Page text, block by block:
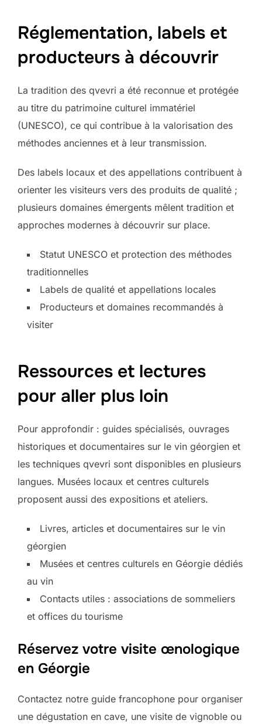
Réglementation, labels et
producteurs à découvrir
La tradition des qvevri a été reconnue et protégée
au titre du patrimoine culturel immatériel
(UNESCO), ce qui contribue à la valorisation des
méthodes anciennes et à leur transmission.
Des labels locaux et des appellations contribuent à
orienter les visiteurs vers des produits de qualité ;
plusieurs domaines émergents mêlent tradition et
approches modernes à découvrir sur place.
Statut UNESCO et protection des méthodes
traditionnelles
Labels de qualité et appellations locales
Producteurs et domaines recommandés à
visiter
Ressources et lectures
pour aller plus loin
Pour approfondir : guides spécialisés, ouvrages
historiques et documentaires sur le vin géorgien et
les techniques qvevri sont disponibles en plusieurs
langues. Musées locaux et centres culturels
proposent aussi des expositions et ateliers.
Livres, articles et documentaires sur le vin
géorgien
Musées et centres culturels en Géorgie dédiés
au vin
Contacts utiles : associations de sommeliers
et offices du tourisme
Réservez votre visite œnologique
en Géorgie
Contactez notre guide francophone pour organiser
une dégustation en cave, une visite de vignoble ou